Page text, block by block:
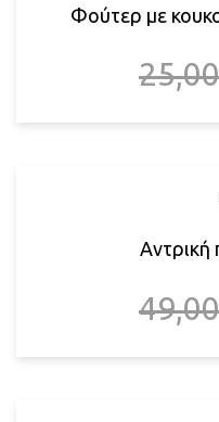
Φούτερ με
25,00
Αντρική
49,00